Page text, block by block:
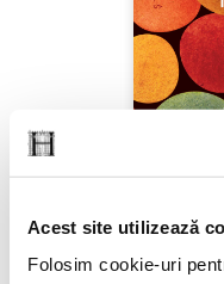
Acest site utilizează
Folosim cookie-uri